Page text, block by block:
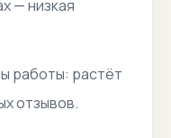
— низкая
работы: растёт
отзывов.